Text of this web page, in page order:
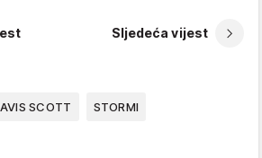
Sljedeća vijest
SCOTT STORMI